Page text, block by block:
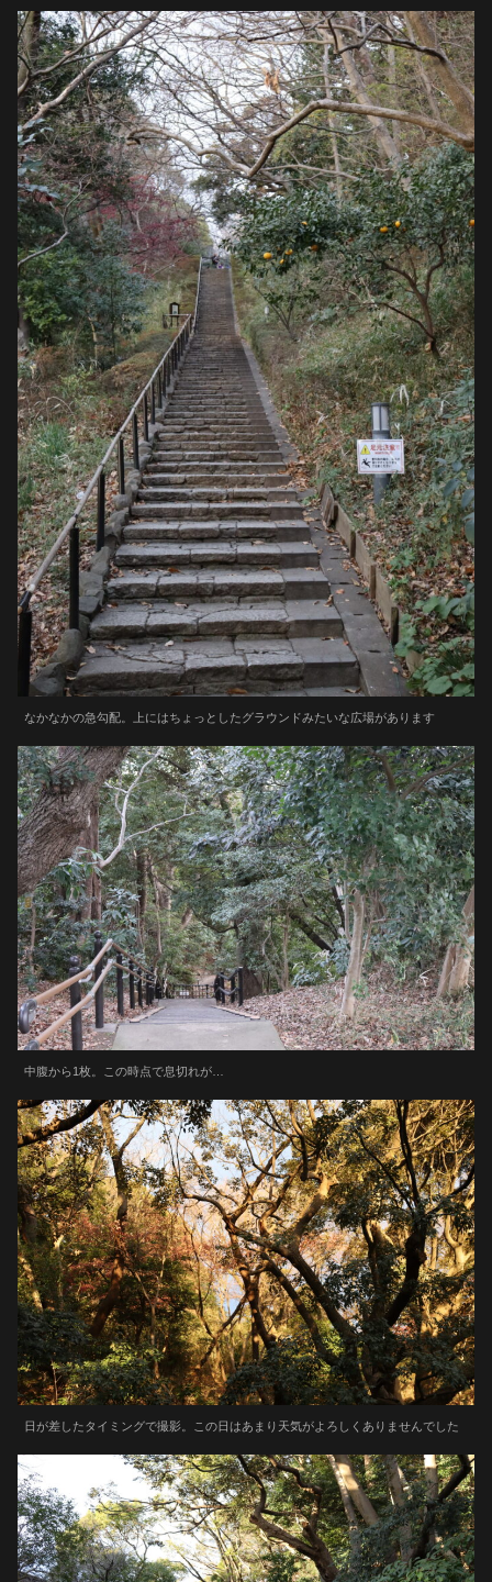
なかなかの急勾配。上にはちょっとしたグラウンドみたいな広場があります
中腹から1枚。この時点で息切れが…
日が差したタイミングで撮影。この日はあまり天気がよろしくありませんでした